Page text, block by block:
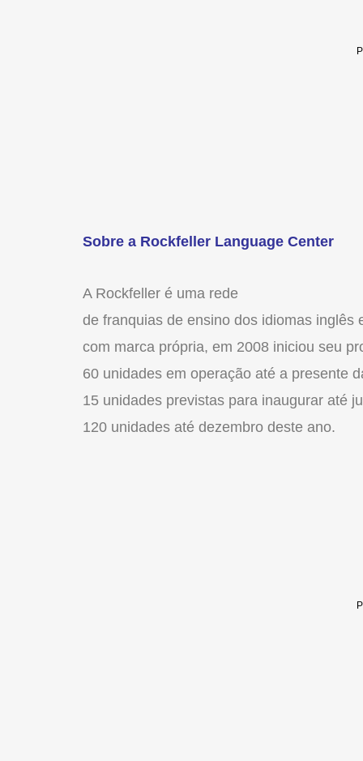
Sobre a Rockfeller Language Center
A Rockfeller é uma rede
de franquias de ensino dos idiomas
com marca própria, em 2008 iniciou seu
60 unidades em operação até a presente
15 unidades previstas para inaugurar até
120 unidades até dezembro deste ano.